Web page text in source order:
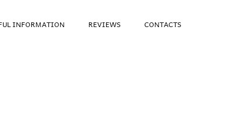
INFORMATION REVIEWS CONTACTS